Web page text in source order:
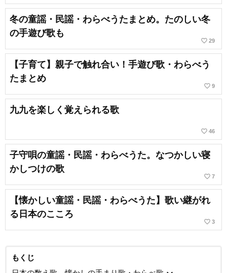
冬の童謡・民謡・わらべうたまとめ。たのしい冬
の手遊び歌も
favorite_border 29
【子育て】親子で触れ合い！手遊び歌・わらべう
たまとめ
favorite_border 9
九九を楽しく覚えられる歌
favorite_border 46
子守唄の童謡・民謡・わらべうた。なつかしい寝
かしつけの歌
favorite_border 7
【懐かしい童謡・民謡・わらべうた】歌い継がれ
る日本のこころ
favorite_border 3
もくじ